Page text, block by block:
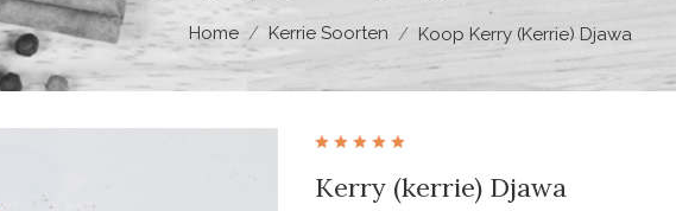
Home Kerrie Soorten Koop Kerry (kerrie) Djawa
Kerry (kerrie) Djawa